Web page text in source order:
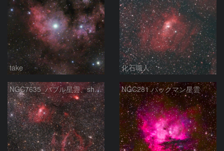
take 化石職人
NGC7635_バブル星雲、sh2-157_くわがた星雲 NGC281 パックマン星雲